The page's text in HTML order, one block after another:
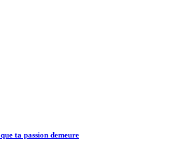
ta passion demeure